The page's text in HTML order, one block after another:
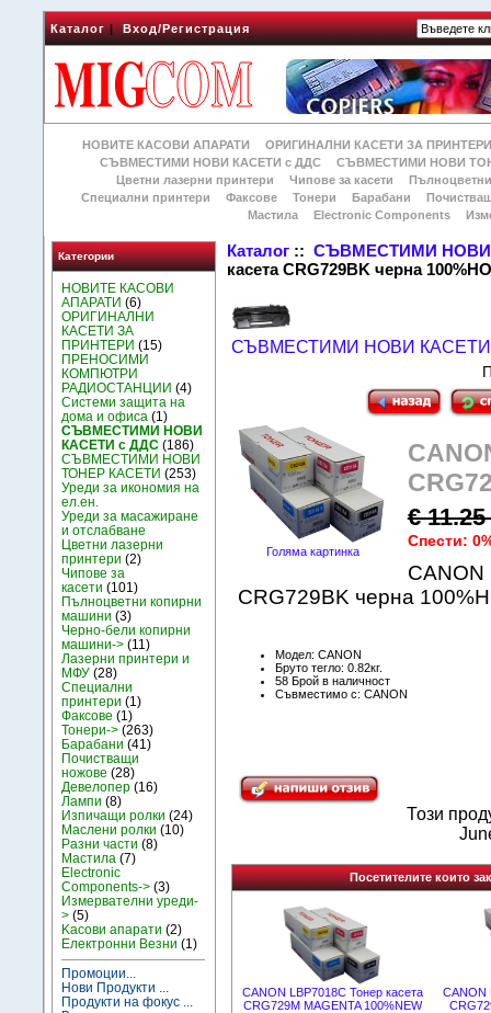
Каталог|Вход/Регистрация
НОВИТЕ КАСОВИ АПАРАТИ
ОРИГИНАЛНИ КАСЕТИ ЗА
СЪВМЕСТИМИ НОВИ КАСЕТИ с ДДС
СЪВМЕСТИМИ НОВИ
Цветни лазерни принтери
Чипове за касети
Специални принтери
Факсове Тонери Барабани
Мастила
Electronic Components
Категории
НОВИТЕ КАСОВИ
АПАРАТИ (6)
ОРИГИНАЛНИ
КАСЕТИ ЗА
ПРИНТЕРИ (15)
ПРЕНОСИМИ
КОМПЮТРИ
РАДИОСТАНЦИИ (4)
Системи защита на
дома и офиса (1)
СЪВМЕСТИМИ НОВИ
КАСЕТИ с ДДС (186)
СЪВМЕСТИМИ НОВИ
ТОНЕР КАСЕТИ (253)
Уреди за икономия на
ел.ен.
Уреди за масажиране
и отслабване
Цветни лазерни
принтери (2)
Чипове за
касети (101)
Пълноцветни копирни
машини (3)
Черно-бели копирни
машини-> (11)
Лазерни принтери и
МФУ (28)
Специални
принтери (1)
Факсове (1)
Тонери-> (263)
Барабани (41)
Почистващи
ножове (28)
Девелопер (16)
Лампи (8)
Изпичащи ролки (24)
Маслени ролки (10)
Разни части (8)
Мастила (7)
Electronic
Components-> (3)
Измервателни уреди-
> (5)
Kасови апарати (2)
Електронни Везни (1)
Промоции...
Нови Продукти ...
Продукти на фокус ...
Каталог ::СЪВМЕСТИМИ НОВИ
касета CRG729BK черна
СЪВМЕСТИМИ НОВИ КАСЕТИ
Голяма картинка
€ 11.25
Спести:
CANON
CRG729BK черна
Модел: CANON
Бруто тегло: 0.82кг.
58 Брой в наличност
Съвместимо с: CANON
Този
Посетителите които
CANON LBP7018C Тонер касета
CRG729M MAGENTA 100%NEW
CANON